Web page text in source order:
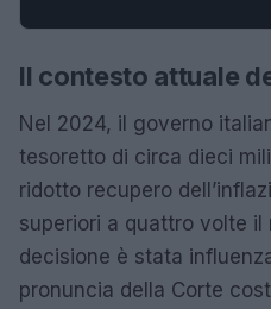
Il contesto attuale
Nel 2024, il governo
tesoretto di circa dieci
ridotto recupero
superiori a quattro volte il
decisione è stata
pronuncia della Corte